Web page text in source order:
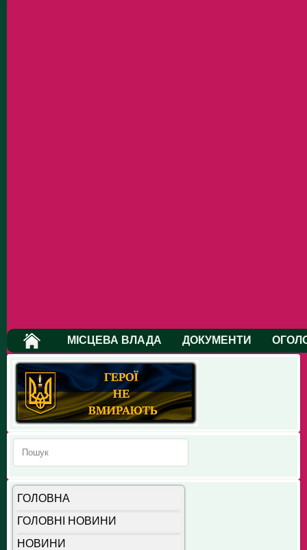
МІСЦЕВА ВЛАДА ДОКУМЕНТИ
ГОЛОВНА
ГОЛОВНІ НОВИНИ
НОВИНИ